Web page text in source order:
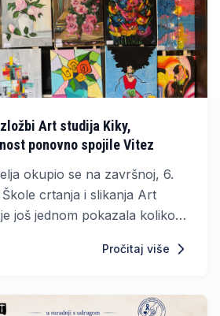
Art studija Kiky,
ponovno spojile Vitez
okupio se na završnoj, 6.
crtanja i slikanja Art
još jednom pokazala koliko
Pročitaj više